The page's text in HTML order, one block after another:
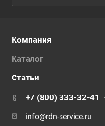
Компания
Каталог
Статьи
+7 (800) 333-32-41
info@rdn-service.ru